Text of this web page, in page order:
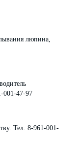
люпина,
001-47-97
Тел. 8-961-001-